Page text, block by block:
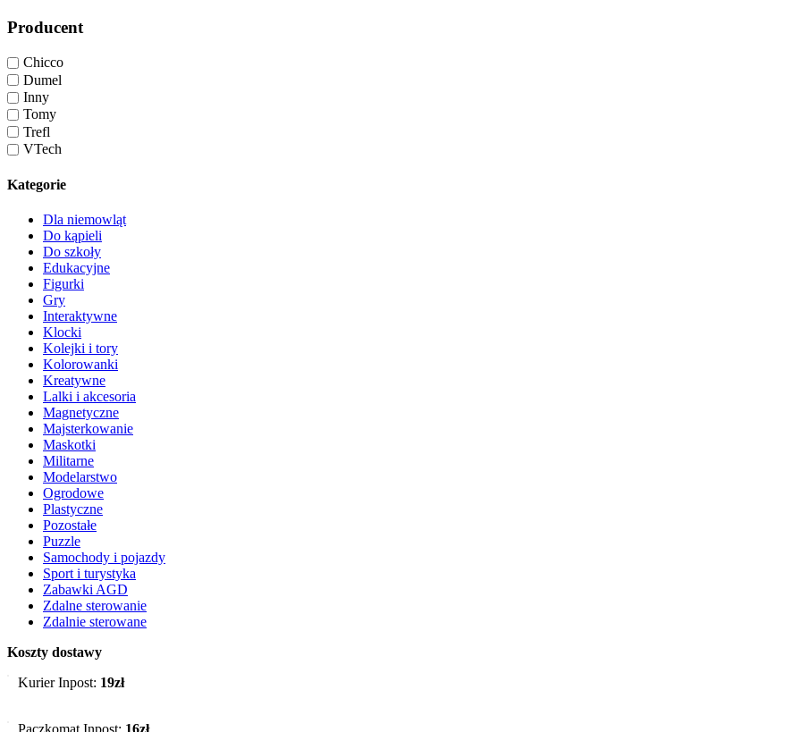
Producent
Chicco
Dumel
Inny
Tomy
Trefl
VTech
Kategorie
Dla niemowląt
Do kąpieli
Do szkoły
Edukacyjne
Figurki
Gry
Interaktywne
Klocki
Kolejki i tory
Kolorowanki
Kreatywne
Lalki i akcesoria
Magnetyczne
Majsterkowanie
Maskotki
Militarne
Modelarstwo
Ogrodowe
Plastyczne
Pozostałe
Puzzle
Samochody i pojazdy
Sport i turystyka
Zabawki AGD
Zdalne sterowanie
Zdalnie sterowane
Koszty dostawy
Kurier Inpost: 19zł
Paczkomat Inpost: 16zł